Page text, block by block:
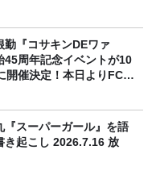
勤『コサキンDEワァ
45周年記念イベントが10
開催決定！本日よりFC先
『スーパーガール』を語
き起こし 2026.7.16 放